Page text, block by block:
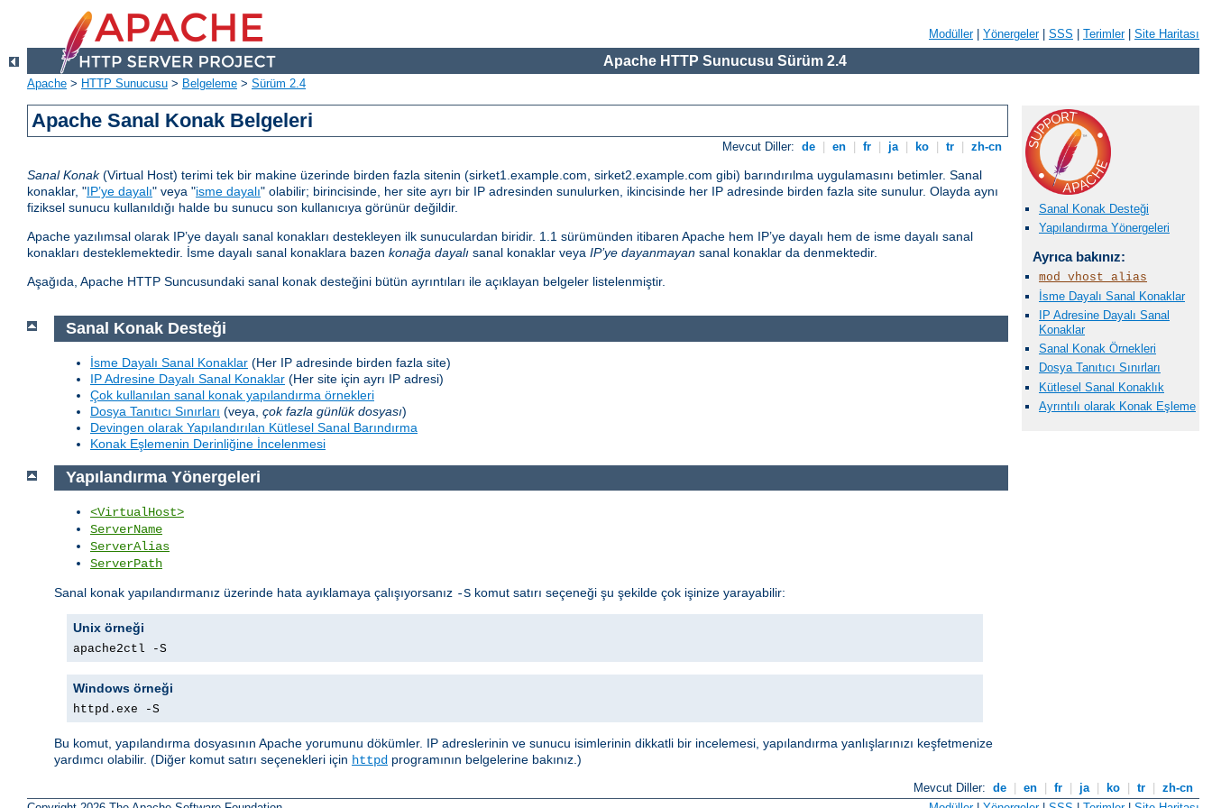
Modüller| Yönergeler| SSS Terimler| Site Haritası
Apache HTTP Sunucusu Sürüm 2.4
Apache > HTTP Sunucusu > Belgeleme > Sürüm 2.4
Apache Sanal Konak Belgeleri
Mevcut Diller: de en fr ja ko tr zh-cn
Sanal Konak(Virtual Host) terimi tek bir makine üzerinde birden fazla sitenin (sirket1.example.com, sirket2.example.com gibi) barındırılma uygulamasını betimler. Sanal
konaklar, "IP’ye dayalı" veya "isme dayalı" olabilir; birincisinde, her site ayrı bir IP adresinden sunulurken, ikincisinde her IP adresinde birden fazla site sunulur. Olayda aynı
fiziksel sunucu kullanıldığı halde bu sunucu son kullanıcıya görünür değildir.
Apache yazılımsal olarak IP’ye dayalı sanal konakları destekleyen ilk sunuculardan biridir. 1.1 sürümünden itibaren Apache hem IP’ye dayalı hem de isme dayalı sanal
konakları desteklemektedir. İsme dayalı sanal konaklara bazen konağa dayalı sanal konaklar veya IP’ye dayanmayan sanal konaklar da denmektedir.
Aşağıda, Apache HTTP Suncusundaki sanal konak desteğini bütün ayrıntıları ile açıklayan belgeler listelenmiştir.
Sanal Konak Desteği
Yapılandırma Yönergeleri
Ayrıca bakınız:
mod_vhost_alias
İsme Dayalı Sanal Konaklar
IP Adresine Dayalı Sanal
Konaklar
Sanal Konak Örnekleri
Dosya Tanıtıcı Sınırları
Kütlesel Sanal Konaklık
Ayrıntılı olarak Konak Eşleme
Sanal Konak Desteği
İsme Dayalı Sanal Konaklar (Her IP adresinde birden fazla site)
IP Adresine Dayalı Sanal Konaklar (Her site için ayrı IP adresi)
Çok kullanılan sanal konak yapılandırma örnekleri
Dosya Tanıtıcı Sınırları (veya, çok fazla günlük dosyası)
Devingen olarak Yapılandırılan Kütlesel Sanal Barındırma
Konak Eşlemenin Derinliğine İncelenmesi
Yapılandırma Yönergeleri
<VirtualHost>
ServerName
ServerAlias
ServerPath
Sanal konak yapılandırmanız üzerinde hata ayıklamaya çalışıyorsanız -S komut satırı seçeneği şu şekilde çok işinize yarayabilir:
Unix örneği
apache2ctl -S
Windows örneği
httpd.exe -S
Bu komut, yapılandırma dosyasının Apache yorumunu dökümler. IP adreslerinin ve sunucu isimlerinin dikkatli bir incelemesi, yapılandırma yanlışlarınızı keşfetmenize
yardımcı olabilir. (Diğer komut satırı seçenekleri için httpd programının belgelerine bakınız.)
Mevcut Diller: de en fr ja ko tr
zh-cn